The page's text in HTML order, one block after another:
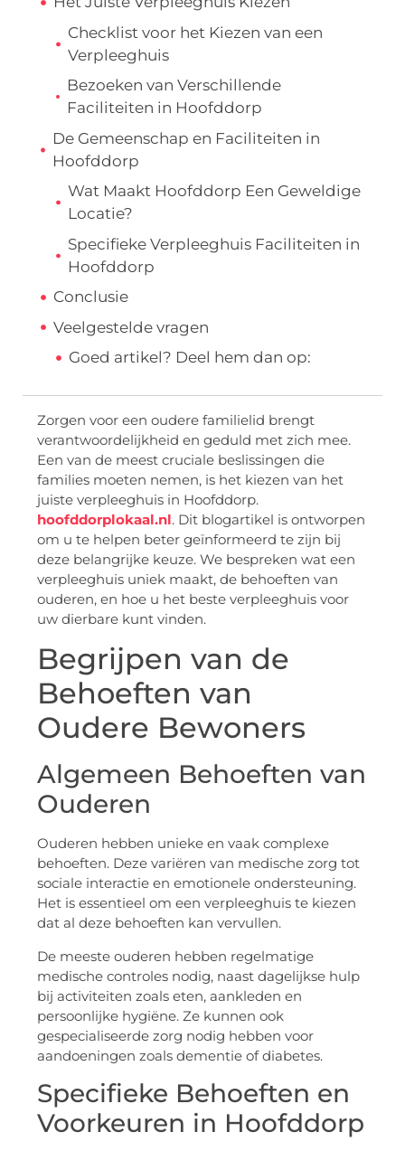
Checklist voor het Kiezen van een
Verpleeghuis
Bezoeken van Verschillende
Faciliteiten in Hoofddorp
De Gemeenschap en Faciliteiten in
Hoofddorp
Wat Maakt Hoofddorp Een Geweldige
Locatie?
Specifieke Verpleeghuis Faciliteiten in
Hoofddorp
Conclusie
Veelgestelde vragen
Goed artikel? Deel hem dan op:
Zorgen voor een oudere familielid brengt
verantwoordelijkheid en geduld met zich mee.
Een van de meest cruciale beslissingen die
families moeten nemen, is het kiezen van het
juiste verpleeghuis in Hoofddorp.
hoofddorplokaal.nl. Dit blogartikel is ontworpen
om u te helpen beter geïnformeerd te zijn bij
deze belangrijke keuze. We bespreken wat een
verpleeghuis uniek maakt, de behoeften van
ouderen, en hoe u het beste verpleeghuis voor
uw dierbare kunt vinden.
Begrijpen van de
Behoeften van
Oudere Bewoners
Algemeen Behoeften van
Ouderen
Ouderen hebben unieke en vaak complexe
behoeften. Deze variëren van medische zorg tot
sociale interactie en emotionele ondersteuning.
Het is essentieel om een verpleeghuis te kiezen
dat al deze behoeften kan vervullen.
De meeste ouderen hebben regelmatige
medische controles nodig, naast dagelijkse hulp
bij activiteiten zoals eten, aankleden en
persoonlijke hygiëne. Ze kunnen ook
gespecialiseerde zorg nodig hebben voor
aandoeningen zoals dementie of diabetes.
Specifieke Behoeften en
Voorkeuren in Hoofddorp